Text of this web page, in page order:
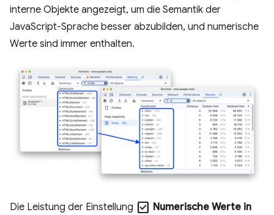
interne Objekte angezeigt, um die Semantik der
JavaScript-Sprache besser abzubilden, und numerische
Werte sind immer enthalten.
Die Leistung der Einstellung check_box Numerische Werte in